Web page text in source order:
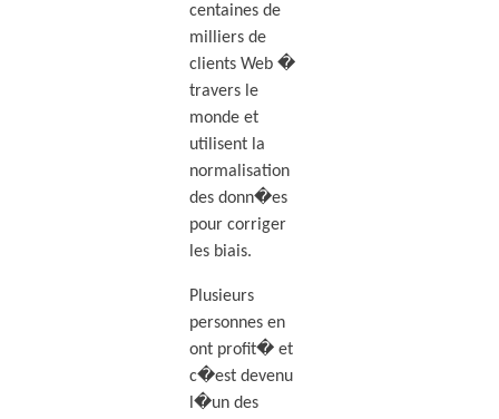
centaines de
milliers de
clients Web �
travers le
monde et
utilisent la
normalisation
des donn�es
pour corriger
les biais.
Plusieurs
personnes en
ont profit� et
c�est devenu
l�un des